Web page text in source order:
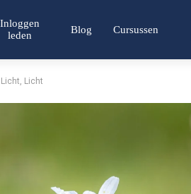
Inloggen
leden
Blog Cursussen
Licht